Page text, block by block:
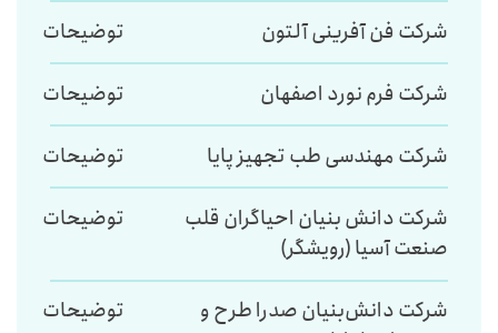
شرکت فن آفرینی آلتون توضیحات
شرکت فرم نورد اصفهان توضیحات
شرکت مهندسی طب تجهیز پایا توضیحات
شرکت دانش بنیان احیاگران قلب
صنعت آسیا (رویشگر)
توضیحات
شرکت دانش‌بنیان صدرا طرح و
توضیحات